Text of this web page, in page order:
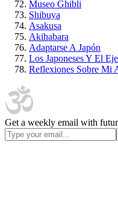
Museo Ghibli
Shibuya
Asakusa
Akihabara
Adaptarse A Japón
Los Japoneses Y El
Reflexiones Sobre Mi
Get a weekly email with